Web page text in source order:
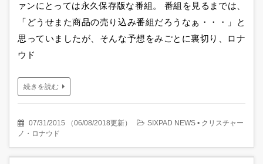
ァンにとっては永久保存版な番組。 番組を見るまでは、
「どうせまた商品の売り込み番組だろうなぁ・・・」と
思っていましたが、そんな予想をみごとに裏切り、ロナ
ウド
続きを読む
07/31/2015 （06/08/2018更新） SIXPAD NEWS • クリスチャー
ノ・ロナウド